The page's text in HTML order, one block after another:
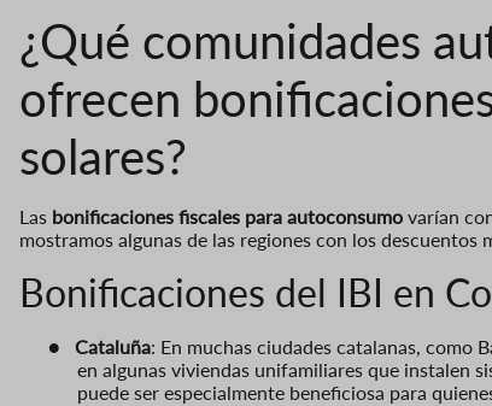
¿Qué comunidades
ofrecen
solares?
Las bonificaciones fiscales para autoconsumo varían
mostramos algunas de las regiones con los descuentos
Bonificaciones del IBI en
● Cataluña: En muchas ciudades catalanas, como
en algunas viviendas unifamiliares que instalen
puede ser especialmente beneficiosa para